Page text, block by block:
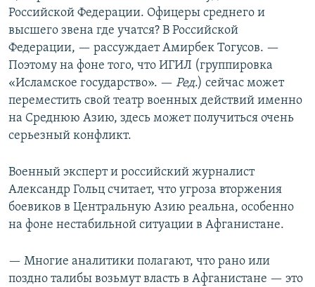
Российской Федерации. Офицеры среднего и
высшего звена где учатся? В Российской
Федерации, — рассуждает Амирбек Тогусов. —
Поэтому на фоне того, что ИГИЛ (группировка
«Исламское государство». — Ред.) сейчас может
переместить свой театр военных действий именно
на Среднюю Азию, здесь может получиться очень
серьезный конфликт.
Военный эксперт и российский журналист
Александр Гольц считает, что угроза вторжения
боевиков в Центральную Азию реальна, особенно
на фоне нестабильной ситуации в Афганистане.
— Многие аналитики полагают, что рано или
поздно талибы возьмут власть в Афганистане — это